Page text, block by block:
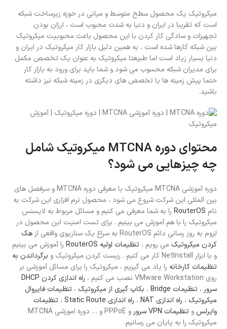
میکروتیک یک محصول سطح متوسط و میانی در حوزه زیرساخت شبکه
است که تقریبا در ایران و دنیا به شدت محبوب است ، ارزان بودن
تجهیزات و سادگی کار کردن با این محصول باعث محبوبیت میکروتیک
بین شبکه کارها شده است ، به همین دلیل بازار کار میکروتیک در ایران و
دنیا بسیار زیاد است اما طبیعتا میکروتیک به عنوان یک تخصص مکمل
برای مدیران شبکه محسوب می شود و شما باید برای ورود به بازار کار
حتما پیش زمینه ها یا تخصص های دیگری در زمینه شبکه نیز داشته
باشید.
محتوای دوره MTCNA میکروتیک شامل
چه چیزهایی می شود؟
دوره آموزشی MTCNA میکروتیک با معرفی دوره MTCNA و سرفصل های
بین المللی این شرکت شروع می شود ، محصول نرم افزاری این شرکت به
نام RouterOS را به شما معرفی می کنیم و مسائل مربوط به لایسنس
میکروتیک را با هم آموزش می بینیم . برای تست امنیت این محصول در
لزوم به روز رسانی دائم RouterOS به سراغ یک سناریوی واقعی از
هک
کردن میکروتیک می رویم ، تنظیمات اولیه RouterOS
را آموزش می بینیم
و با ابزار NetInstall کار می کنیم . ریست کردن میکروتیک و
برگرداندن به
تنظیمات کارخانه را یاد می گیریم ، میکروتیک را برای مسائل آموزشی بر
روی VMware Workstation نصب می کنیم ،
راه اندازی کردن DHCP
سرور ، تنظیمات Bridge ، بکاپ گیری از میکروتیک ، تنظیمات فایروال
میکروتیک ، راه اندازی NAT ، راه اندازی Static Route ، تنظیمات
وایرلس و تنظیمات VPN سرور
و PPPoE و … دوره اموزشی MTCNA
میکروتیک را به پایان می رسانیم.